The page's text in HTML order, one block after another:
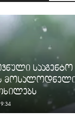
სააგენტო
მოსალოდნელი